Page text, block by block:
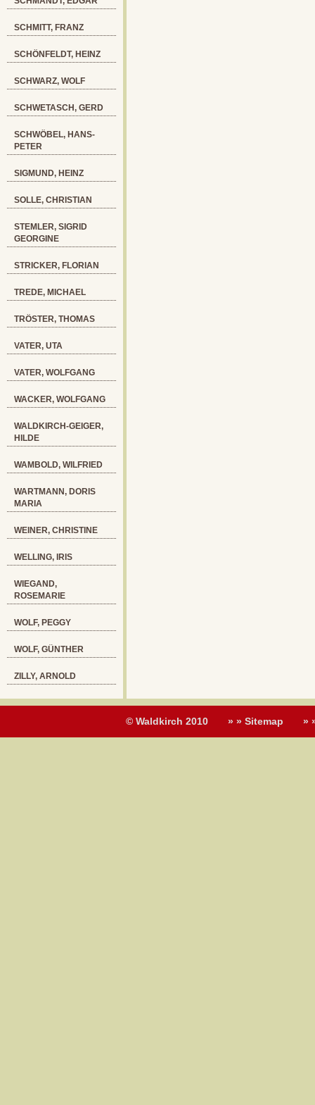
SCHMITT, FRANZ
SCHÖNFELDT, HEINZ
SCHWARZ, WOLF
SCHWETASCH, GERD
SCHWÖBEL, HANS-
PETER
SIGMUND, HEINZ
SOLLE, CHRISTIAN
STEMLER, SIGRID
GEORGINE
STRICKER, FLORIAN
TREDE, MICHAEL
TRÖSTER, THOMAS
VATER, UTA
VATER, WOLFGANG
WACKER, WOLFGANG
WALDKIRCH-GEIGER,
HILDE
WAMBOLD, WILFRIED
WARTMANN, DORIS
MARIA
WEINER, CHRISTINE
WELLING, IRIS
WIEGAND,
ROSEMARIE
WOLF, PEGGY
WOLF, GÜNTHER
ZILLY, ARNOLD
© Waldkirch 2010 » » Sitemap »